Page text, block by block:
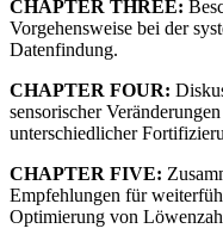
CHAPTER THREE:
Vorgehensweise bei der
Datenfindung.
CHAPTER FOUR:
sensorischer
unterschiedlicher
CHAPTER FIVE:
Empfehlungen für
Optimierung von